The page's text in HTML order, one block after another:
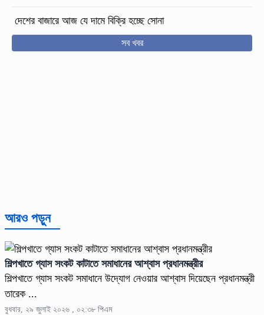
দেশের বাজারে আজ যে দামে বিক্রি হচ্ছে সোনা
সব খবর
আরও পড়ুন
শিল্পখাতে গ্যাস সংকট কাটাতে সমাধানের আশ্বাস প্রধানমন্ত্রীর
শিল্পখাতে গ্যাস সংকট সমাধানে উদ্যোগ নেওয়ার আশ্বাস দিয়েছেন প্রধানমন্ত্রী
তারেক ...
বুধবার, ২৯ জুলাই ২০২৬ , ০২:৩৮ পিএম